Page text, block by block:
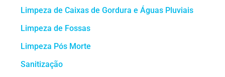
Limpeza de Caixas de Gordura e Águas Pluviais
Limpeza de Fossas
Limpeza Pós Morte
Sanitização